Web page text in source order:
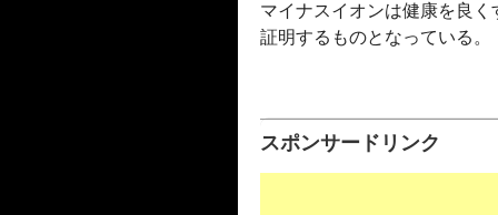
マイナスイオンは健康を良
証明するものとなっている。
スポンサードリンク